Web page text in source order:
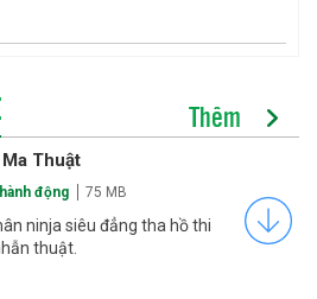
Thêm
Thuật
động 75 MB
ninja siêu đẳng tha hồ thi
thuật.